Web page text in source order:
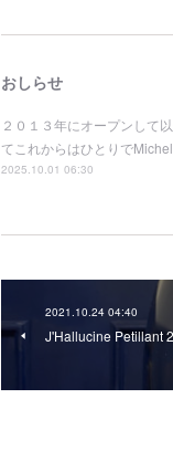
おしらせ
２０１３年にオープンして
てこれからはひとりで
2025.10.01 06:30
2021.10.24 04:40
J'Hallucine Petillant